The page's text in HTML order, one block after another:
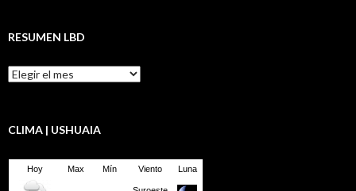
RESUMEN LBD
Resumen
LBD
CLIMA | USHUAIA